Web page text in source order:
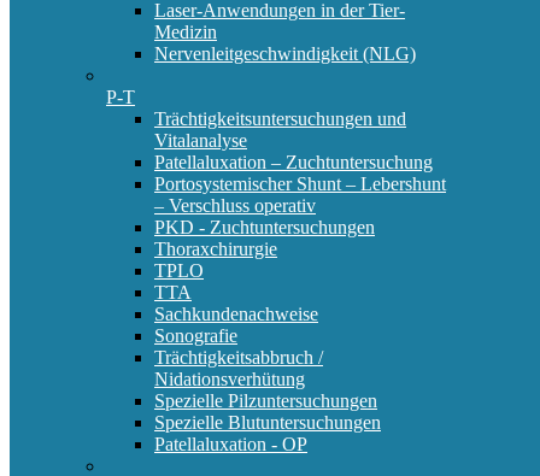
Laser-Anwendungen in der Tier-
Medizin
Nervenleitgeschwindigkeit (NLG)
P-T
Trächtigkeitsuntersuchungen und
Vitalanalyse
Patellaluxation – Zuchtuntersuchung
Portosystemischer Shunt – Lebershunt
– Verschluss operativ
PKD - Zuchtuntersuchungen
Thoraxchirurgie
TPLO
TTA
Sachkundenachweise
Sonografie
Trächtigkeitsabbruch /
Nidationsverhütung
Spezielle Pilzuntersuchungen
Spezielle Blutuntersuchungen
Patellaluxation - OP